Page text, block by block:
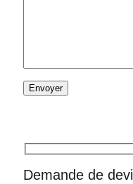
Demande de